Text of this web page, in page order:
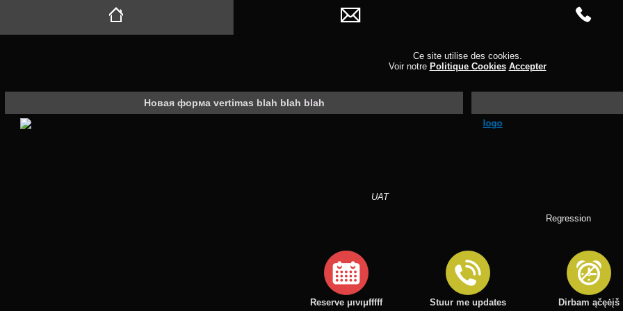
Новый номер 3
Новая форма vertimas blah blah blah
Reserve μινιμfffff
About Network Solutions
Обзоры
Ce site utilise des cookies.
Voir notre Politique Cookies Accepter
Новая форма vertimas blah blah blah
Regression
Reserve μινιμfffff Stuur me updates Dirbam ąčęėįš